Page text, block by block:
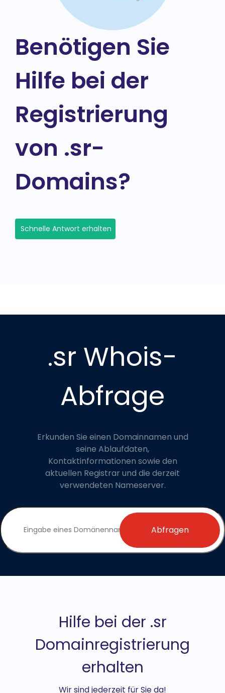
Benötigen Sie
Hilfe bei der
Registrierung
von .sr-
Domains?
Schnelle Antwort erhalten
.sr Whois-
Abfrage
Erkunden Sie einen Domainnamen und
seine Ablaufdaten,
Kontaktinformationen sowie den
aktuellen Registrar und die derzeit
verwendeten Nameserver.
Abfragen
Hilfe bei der .sr
Domainregistrierung
erhalten
Wir sind jederzeit für Sie da!